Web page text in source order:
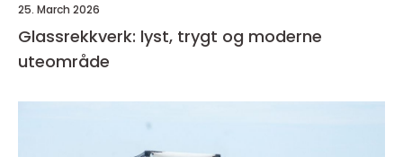
25. March 2026
Glassrekkverk: lyst, trygt og moderne
uteområde